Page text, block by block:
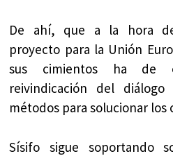
De ahí, que a la hora
proyecto para la Unión
sus cimientos ha de
reivindicación del
métodos para solucionar los
Sísifo sigue soportando